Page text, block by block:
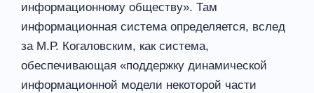
информационному обществу». Там
информационная система определяется, вслед
за М.Р. Когаловским, как система,
обеспечивающая «поддержку динамической
информационной модели некоторой части